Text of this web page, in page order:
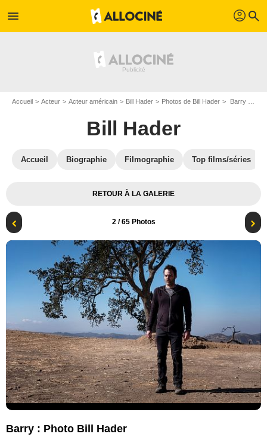
menu profil search
Accueil Acteur Acteur américain Bill Hader Photos de Bill Hader Barry : Photo Bill Hader
Bill Hader
Accueil Biographie Filmographie Top films/séries
RETOUR À LA GALERIE
2/ 65 Photos
Barry : Photo Bill Hader